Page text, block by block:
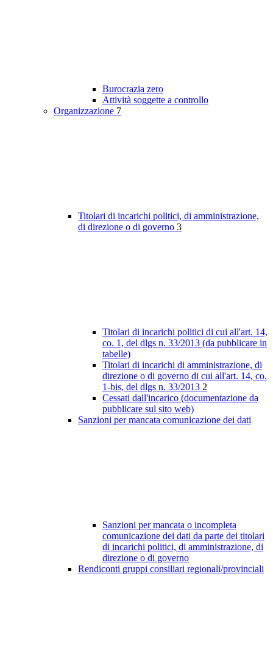
Burocrazia zero
Attività soggette a controllo
Organizzazione 7
Titolari di incarichi politici, di amministrazione,
di direzione o di governo 3
Titolari di incarichi politici di cui all'art. 14,
co. 1, del dlgs n. 33/2013 (da pubblicare in
tabelle)
Titolari di incarichi di amministrazione, di
direzione o di governo di cui all'art. 14, co.
1-bis, del dlgs n. 33/2013 2
Cessati dall'incarico (documentazione da
pubblicare sul sito web)
Sanzioni per mancata comunicazione dei dati
Sanzioni per mancata o incompleta
comunicazione dei dati da parte dei titolari
di incarichi politici, di amministrazione, di
direzione o di governo
Rendiconti gruppi consiliari regionali/provinciali